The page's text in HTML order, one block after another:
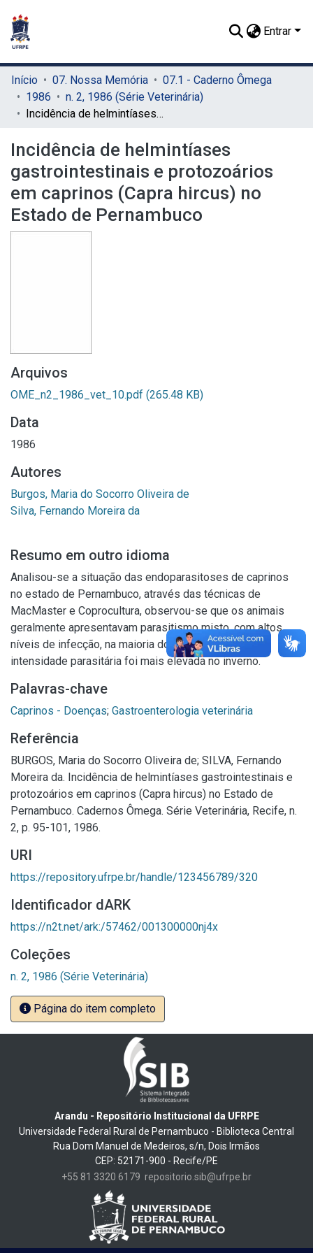
Entrar
Início 07. Nossa Memória
07.1 - Caderno Ômega
1986
n. 2, 1986 (Série Veterinária)
Incidência de helmintíases gastrointestinais e protozoários em caprinos (Capra hircus) no Estado de Pernambuco
Incidência de helmintíases
gastrointestinais e protozoários
em caprinos (Capra hircus) no
Estado de Pernambuco
Arquivos
OME_n2_1986_vet_10.pdf (265.48 KB)
Data
1986
Autores
Burgos, Maria do Socorro Oliveira de
Silva, Fernando Moreira da
Resumo em outro idioma
Analisou-se a situação das endoparasitoses de caprinos
no estado de Pernambuco, através das técnicas de
MacMaster e Coprocultura, observou-se que os animais
geralmente apresentavam parasitismo misto, com altos
níveis de infecção, na maioria dos casos, e que a
intensidade parasitária foi mais elevada no inverno.
Palavras-chave
Caprinos - Doenças; Gastroenterologia veterinária
Referência
BURGOS, Maria do Socorro Oliveira de; SILVA, Fernando
Moreira da. Incidência de helmintíases gastrointestinais e
protozoários em caprinos (Capra hircus) no Estado de
Pernambuco. Cadernos Ômega. Série Veterinária, Recife, n.
2, p. 95-101, 1986.
URI
https://repository.ufrpe.br/handle/123456789/320
Identificador dARK
https://n2t.net/ark:/57462/001300000nj4x
Coleções
n. 2, 1986 (Série Veterinária)
Página do item completo
Arandu - Repositório Institucional da UFRPE
Universidade Federal Rural de Pernambuco - Biblioteca Central
Rua Dom Manuel de Medeiros, s/n, Dois Irmãos
CEP: 52171-900 - Recife/PE
+55 81 3320 6179 repositorio.sib@ufrpe.br